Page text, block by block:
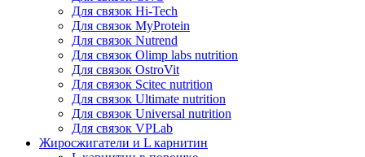
Для связок Hi-Tech
Для связок MyProtein
Для связок Nutrend
Для связок Olimp labs nutrition
Для связок OstroVit
Для связок Scitec nutrition
Для связок Ultimate nutrition
Для связок Universal nutrition
Для связок VPLab
Жиросжигатели и L карнитин